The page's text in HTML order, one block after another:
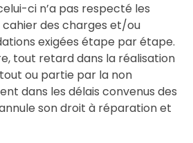
ci n’a pas respecté les
cahier des charges et/ou
exigées étape par étape.
tout retard dans la réalisation
ou partie par la non
dans les délais convenus des
son droit à réparation et